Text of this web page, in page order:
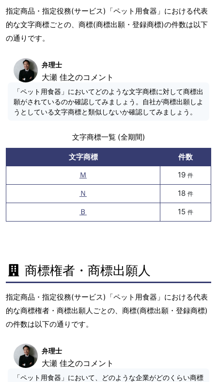
指定商品・指定役務(サービス)「ペット用食器」における代表
的な文字商標ごとの、商標(商標出願・登録商標)の件数は以下
の通りです。
弁理士
大瀬 佳之のコメント
「ペット用食器」においてどのような文字商標に対して商標出
願がされているのか確認してみましょう。自社が商標出願しよ
うとしている文字商標と類似しないか確認してみましょう。
文字商標一覧 (全期間)
文字商標
件数
Ｍ
19 件
Ｎ 18 件
Ｂ 15 件
商標権者・商標出願人
指定商品・指定役務(サービス)「ペット用食器」における代表
的な商標権者・商標出願人ごとの、商標(商標出願・登録商標)
の件数は以下の通りです。
弁理士
大瀬 佳之のコメント
「ペット用食器」において、どのような企業がどのくらい商標